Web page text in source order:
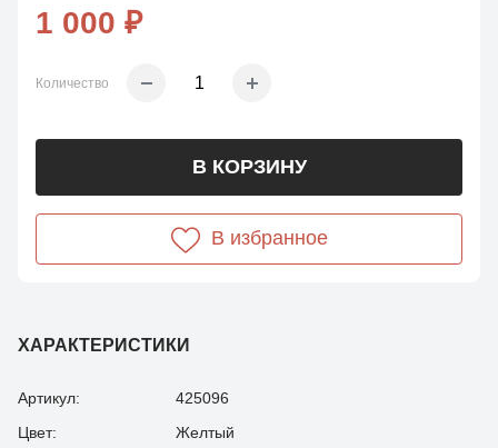
ХАРАКТЕРИСТИКИ
Артикул:
425096
Цвет:
Желтый
1 000 ₽
Количество
В КОРЗИНУ
В избранное